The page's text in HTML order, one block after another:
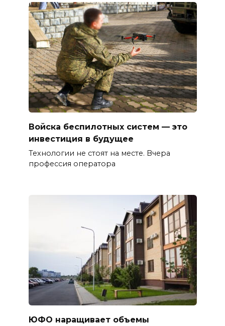
Войска беспилотных систем — это
инвестиция в будущее
Технологии не стоят на месте. Вчера
профессия оператора
ЮФО наращивает объемы